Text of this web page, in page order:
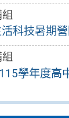
科技暑期
學年度高